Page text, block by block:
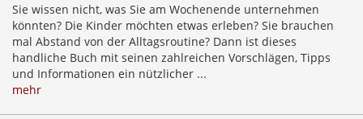
Sie wissen nicht, was Sie am Wochenende unternehmen
könnten? Die Kinder möchten etwas erleben? Sie brauchen
mal Abstand von der Alltagsroutine? Dann ist dieses
handliche Buch mit seinen zahlreichen Vorschlägen, Tipps
und Informationen ein nützlicher ...
mehr